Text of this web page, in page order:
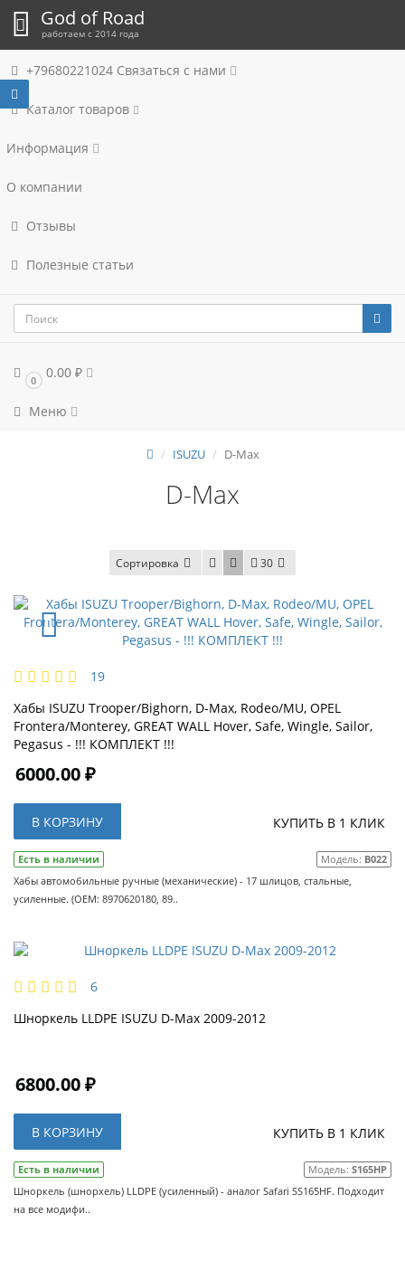
God of Road
работаем с 2014 года
+79680221024 Связаться с нами
Каталог товаров
Информация
О компании
Отзывы
Полезные статьи
0 0.00 ₽
Меню
ISUZU D-Max
D-Max
Сортировка 30
19
Хабы ISUZU Trooper/Bighorn, D-Max, Rodeo/MU, OPEL
Frontera/Monterey, GREAT WALL Hover, Safe, Wingle, Sailor,
Pegasus - !!! КОМПЛЕКТ !!!
6000.00 ₽
В КОРЗИНУ КУПИТЬ В 1 КЛИК
Есть в наличии Модель: B022
Хабы автомобильные ручные (механические) - 17 шлицов, стальные,
усиленные. (OEM: 8970620180, 89..
6
Шноркель LLDPE ISUZU D-Max 2009-2012
6800.00 ₽
В КОРЗИНУ КУПИТЬ В 1 КЛИК
Есть в наличии Модель: S165HP
Шноркель (шнорхель) LLDPE (усиленный) - аналог Safari SS165HF. Подходит
на все модифи..